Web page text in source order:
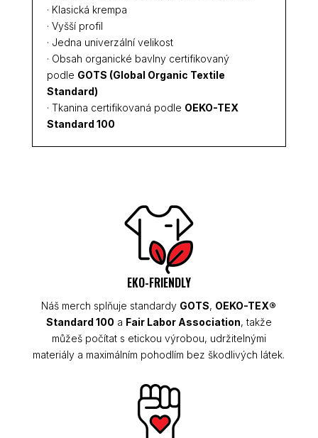
· Klasická krempa
· Vyšší profil
· Jedna univerzální velikost
· Obsah organické bavlny certifikovaný
podle GOTS (Global Organic Textile
Standard)
· Tkanina certifikovaná podle OEKO-TEX
Standard 100
EKO-FRIENDLY
Náš merch splňuje standardy GOTS, OEKO-TEX®
Standard 100 a Fair Labor Association, takže
můžeš počítat s etickou výrobou, udržitelnými
materiály a maximálním pohodlím bez škodlivých látek.